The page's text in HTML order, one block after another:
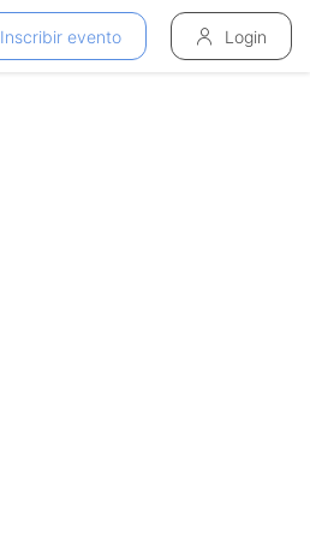
Inscribir evento Login